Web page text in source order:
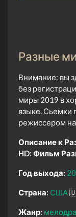
Разные
Внимание: вы
без
миры 2019 в
языке. Сьемки
режиссером
Описание к
HD: Фильм
Год выхода:
Страна: США
Жанр: